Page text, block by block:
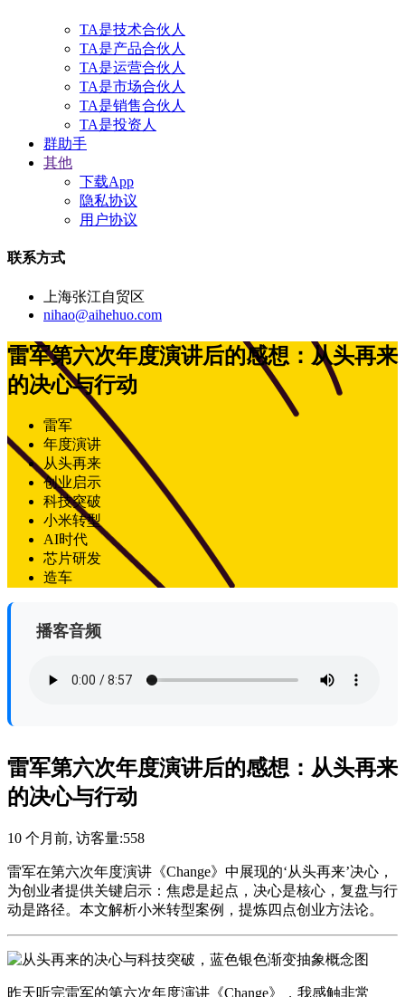
TA是技术合伙人
TA是产品合伙人
TA是运营合伙人
TA是市场合伙人
TA是销售合伙人
TA是投资人
群助手
其他
下载App
隐私协议
用户协议
联系方式
上海张江自贸区
nihao@aihehuo.com
雷军第六次年度演讲后的感想：从头再来
的决心与行动
雷军
年度演讲
从头再来
创业启示
科技突破
小米转型
AI时代
芯片研发
造车
播客音频
雷军第六次年度演讲后的感想：从头再来
的决心与行动
10 个月前, 访客量:558
雷军在第六次年度演讲《Change》中展现的‘从头再来’决心，
为创业者提供关键启示：焦虑是起点，决心是核心，复盘与行
动是路径。本文解析小米转型案例，提炼四点创业方法论。
昨天听完雷军的第六次年度演讲《Change》，我感触非常